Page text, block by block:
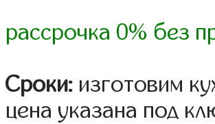
рассрочка 0% без
Сроки: изготовим
цена указана под